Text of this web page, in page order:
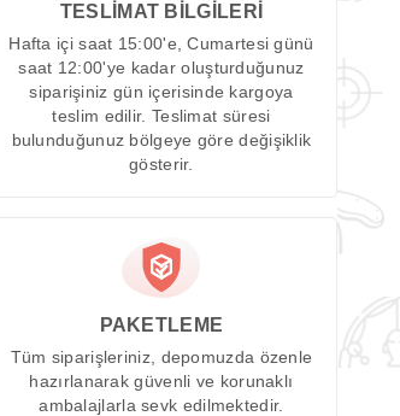
TESLİMAT BİLGİLERİ
Hafta içi saat 15:00'e, Cumartesi günü
saat 12:00'ye kadar oluşturduğunuz
siparişiniz gün içerisinde kargoya
teslim edilir. Teslimat süresi
bulunduğunuz bölgeye göre değişiklik
gösterir.
PAKETLEME
Tüm siparişleriniz, depomuzda özenle
hazırlanarak güvenli ve korunaklı
ambalajlarla sevk edilmektedir.